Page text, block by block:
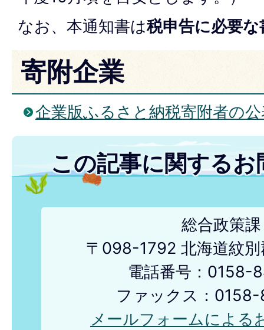
なお、本通知書は税申告に必要
寄附企業
企業版ふるさと納税寄附者の
この記事に関する
総合政策課
〒098-1792 北海道紋別
電話番号：0158-
ファックス：
メールフォームによる